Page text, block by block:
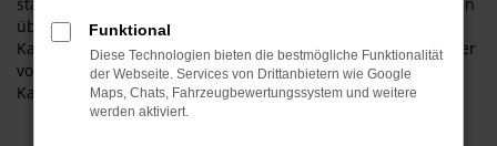
überaus günstigen Angeboten an Fahrzeugen von Škoda
Kamiq geht. Kommen Sie gerne bei ASM Autoservice Meißner
vorbei und informieren Sie sich über die passende Škoda
Kamiq für Hannover. Wir beraten Sie gerne!
Funktional
Diese Technologien bieten die bestmögliche Funktionalität
der Webseite. Services von Drittanbietern wie Google
Maps, Chats, Fahrzeugbewertungssystem und weitere
werden aktiviert.